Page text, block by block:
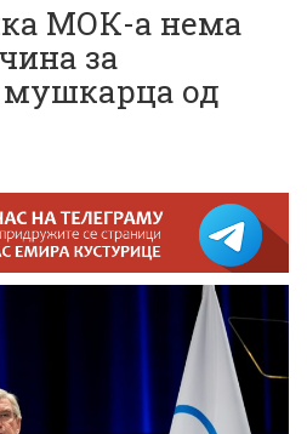
МОК-а нема
за
од